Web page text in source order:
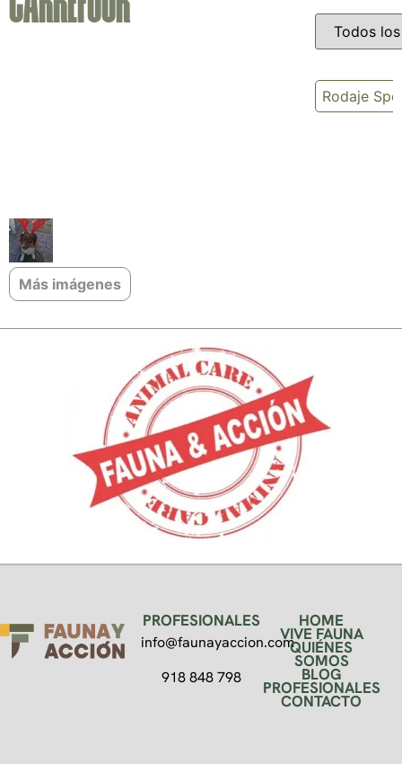
Rodaje
Más imágenes
PROFESIONALES
info@faunayaccion.com
918 848 798
HOME
VIVE FAUNA
QUIÉNES
SOMOS
BLOG
PROFESIONALES
CONTACTO